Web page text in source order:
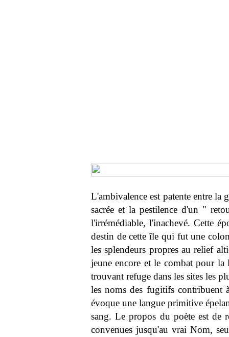
L'ambivalence est patente entre la
sacrée et la pestilence d'un "
l'irrémédiable, l'inachevé. Cette
destin de cette île qui fut une
les splendeurs propres au relief
jeune encore et le combat pour la
trouvant refuge dans les sites les
les noms des fugitifs contribuent
évoque une langue primitive
sang. Le propos du poète est de
convenues jusqu'au vrai Nom,